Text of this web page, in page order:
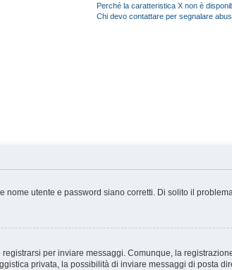
Perché la caratteristica X non è
Chi devo contattare per segnalare
utente e password siano corretti. Di solito il
per inviare messaggi. Comunque, la
privata, la possibilità di inviare messaggi di posta